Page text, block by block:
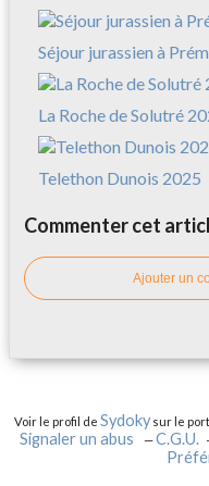
Séjour jurassien à
La Roche de Solutré
Telethon Dunois 2025
Commenter cet
Ajouter un
Voir le profil deSydokysur le
Signaler un abus
C.G.U.